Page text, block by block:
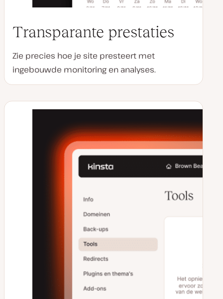
Transparante prestaties
Zie precies hoe je site presteert met
ingebouwde monitoring en analyses.